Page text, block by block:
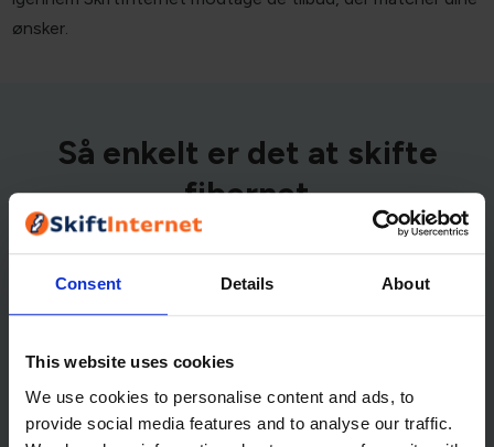
Consent Details About
This website uses cookies
We use cookies to personalise content and ads, to
provide social media features and to analyse our traffic.
igennem SkiftInternet modtage de tilbud, der matcher dine
Så enkelt er det at skifte
fibernet